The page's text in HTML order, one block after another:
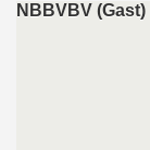
NBBVBV (Gast)